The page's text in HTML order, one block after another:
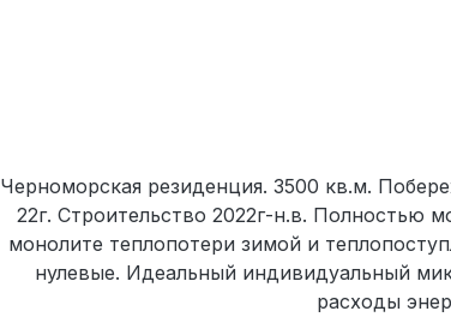
Черноморская резиденция. 3500 кв.м.
22г. Строительство 2022г-н.в. Полностью
монолите теплопотери зимой и
нулевые. Идеальный индивидуальный
расходы